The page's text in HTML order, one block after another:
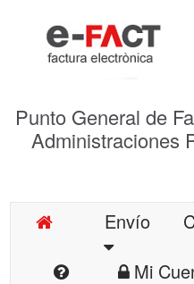
Punto General de
Administraciones
Envío
Mi